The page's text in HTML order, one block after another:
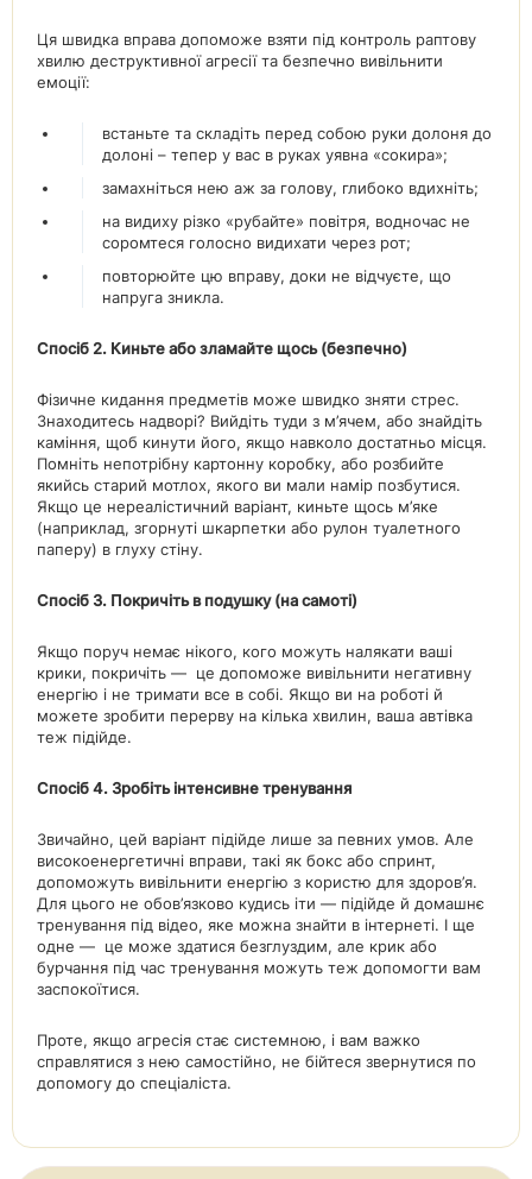
Ця швидка вправа допоможе взяти під контроль раптову
хвилю деструктивної агресії та безпечно вивільнити
емоції:
встаньте та складіть перед собою руки долоня до
долоні – тепер у вас в руках уявна «сокира»;
замахніться нею аж за голову, глибоко вдихніть;
на видиху різко «рубайте» повітря, водночас не
соромтеся голосно видихати через рот;
повторюйте цю вправу, доки не відчуєте, що
напруга зникла.
Спосіб 2. Киньте або зламайте щось (безпечно)
Фізичне кидання предметів може швидко зняти стрес.
Знаходитесь надворі? Вийдіть туди з м’ячем, або знайдіть
каміння, щоб кинути його, якщо навколо достатньо місця.
Помніть непотрібну картонну коробку, або розбийте
якийсь старий мотлох, якого ви мали намір позбутися.
Якщо це нереалістичний варіант, киньте щось м’яке
(наприклад, згорнуті шкарпетки або рулон туалетного
паперу) в глуху стіну.
Спосіб 3. Покричіть в подушку (на самоті)
Якщо поруч немає нікого, кого можуть налякати ваші
крики, покричіть — це допоможе вивільнити негативну
енергію і не тримати все в собі. Якщо ви на роботі й
можете зробити перерву на кілька хвилин, ваша автівка
теж підійде.
Спосіб 4. Зробіть інтенсивне тренування
Звичайно, цей варіант підійде лише за певних умов. Але
високоенергетичні вправи, такі як бокс або спринт,
допоможуть вивільнити енергію з користю для здоров’я.
Для цього не обов’язково кудись іти — підійде й домашнє
тренування під відео, яке можна знайти в інтернеті. І ще
одне — це може здатися безглуздим, але крик або
бурчання під час тренування можуть теж допомогти вам
заспокоїтися.
Проте, якщо агресія стає системною, і вам важко
справлятися з нею самостійно, не бійтеся звернутися по
допомогу до спеціаліста.